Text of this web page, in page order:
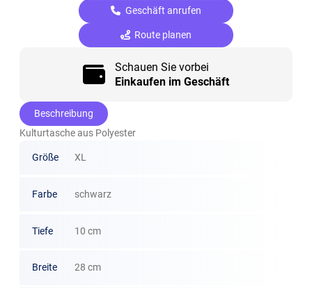
Geschäft anrufen
Route planen
Schauen Sie vorbei
Einkaufen im Geschäft
Beschreibung
Kulturtasche aus Polyester
Größe XL
Farbe schwarz
Tiefe 10 cm
Breite 28 cm